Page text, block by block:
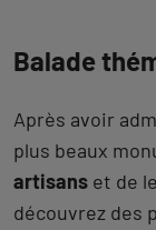
Balade
Après avoir
plus beaux
artisans et de
découvrez des